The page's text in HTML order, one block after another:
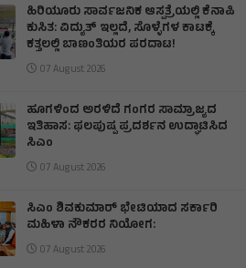
ಹಿರಿಯೂರು ಸಾರ್ವಜನಿಕ ಆಸ್ಪತ್ರೆಯಲ್ಲಿ ಕೆನಾಪಿ
ಕುಸಿತ: ವಿದ್ಯುತ್‌ ಇಲ್ಲದೆ, ಸೊಳ್ಳೆಗಳ ಕಾಟಕ್ಕೆ
ಕತ್ತಲಲ್ಲಿ ಬಾಣಂತಿಯರ ಪರದಾಟ!
07 August 2026
ಹೂಗಳಿಂದ ಅರಳಿದೆ ಗಂಗರ ಸಾಮ್ರಾಜ್ಯದ
ಇತಿಹಾಸ: ಫಲಪುಷ್ಪ ಪ್ರದರ್ಶನ ಉದ್ಘಾಟಿಸಿದ
ಸಿಎಂ
07 August 2026
ಸಿಎಂ ಶಿವಕುಮಾರ್‌ ಭೇಟಿಯಾದ ಸರ್ಕಾರಿ
ಮಹಿಳಾ ನೌಕರರ ನಿಯೋಗ:
07 August 2026